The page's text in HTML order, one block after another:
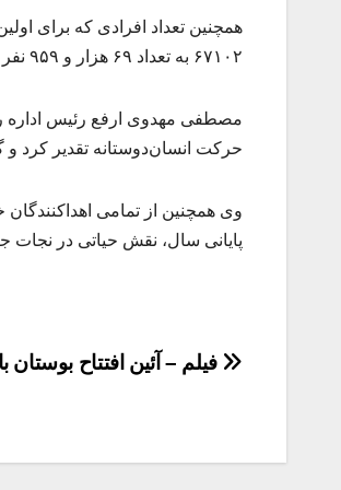
۶۷۱۰۲ به تعداد ۶۹ هزار و ۹۵۹ نفر اهداکنندگان مستمربوده اند.
مصطفی مهدوی ارفع رئیس اداره
حرکت انسان‌دوستانه تقدیر کرد
وی همچنین از تمامی
پایانی سال، نقش حیاتی در نجات
راهبری
فیلم – آئین افتتاح